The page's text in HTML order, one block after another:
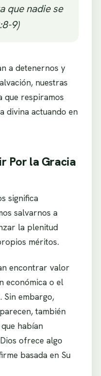
que nadie se
9)
a detenernos y
nuestras
que respiramos
divina actuando en
Por la Gracia
significa
salvarnos a
la plenitud
méritos.
encontrar valor
económica o el
Sin embargo,
también
habían
ofrece algo
basada en Su